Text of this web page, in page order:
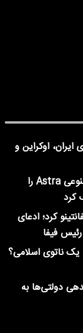
اوکراین و
OpenAI توسعه مدل هوش مصنوعی Astra را
کرد
کرد؛ ادعای
فیفا
یک ناتوی اسلامی؟
بدهی دولت در ۱۴۰۴؛ بدهی دولتی‌ها به